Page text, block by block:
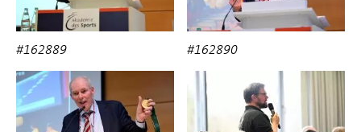
#162889 #162890